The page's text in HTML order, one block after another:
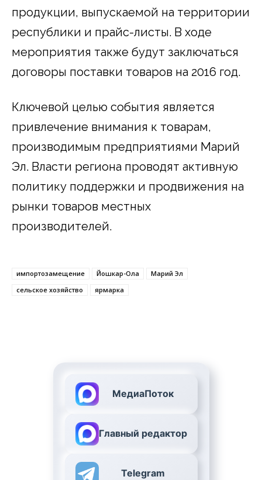
продукции, выпускаемой на территории
республики и прайс-листы. В ходе
мероприятия также будут заключаться
договоры поставки товаров на 2016 год.
Ключевой целью события является
привлечение внимания к товарам,
производимым предприятиями Марий
Эл. Власти региона проводят активную
политику поддержки и продвижения на
рынки товаров местных
производителей.
импортозамещение Йошкар-Ола
Марий Эл
сельское хозяйство
ярмарка
МедиаПоток
Главный редактор
Telegram